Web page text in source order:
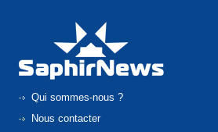
Qui sommes-nous ?
Nous contacter